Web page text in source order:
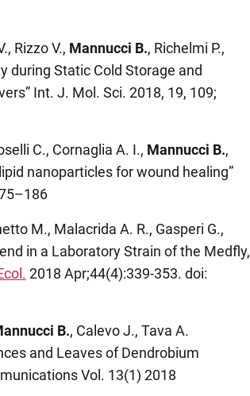
Rizzo V., Mannucci B., Richelmi P.,
during Static Cold Storage and
Int. J. Mol. Sci. 2018, 19, 109;
C., Cornaglia A. I., Mannucci B.,
nanoparticles for wound healing”
M., Malacrida A. R., Gasperi G.,
in a Laboratory Strain of the Medfly,
2018 Apr;44(4):339-353. doi:
B., Calevo J., Tava A.
and Leaves of Dendrobium
Vol. 13(1) 2018